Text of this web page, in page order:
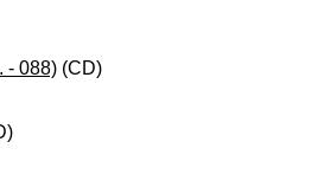
- 088) (CD)